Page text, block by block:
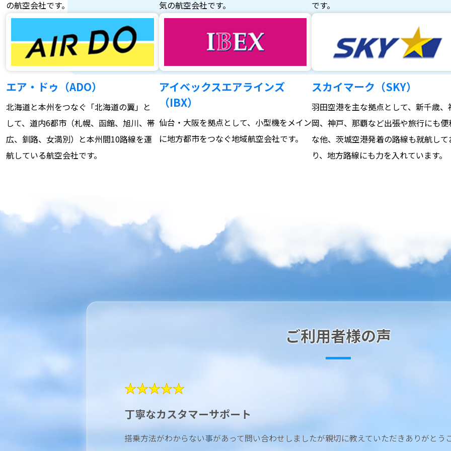
の航空会社です。
気の航空会社です。
です。
エア・ドゥ（ADO）
北海道と本州をつなぐ「北海道の翼」と
して、道内6都市（札幌、函館、旭川、帯
広、釧路、女満別）と本州間10路線を運
航している航空会社です。
アイベックスエアラインズ
（IBX）
仙台・大阪を拠点として、小型機をメイン
に地方都市をつなぐ地域航空会社です。
スカイマーク（SKY）
羽田空港を主な拠点として、新千歳、
岡、神戸、那覇など出張や旅行にも便
な他、茨城空港発着の路線も就航して
り、地方路線にも力を入れています。
ご利用者様の声
★★★★★
丁寧なカスタマーサポート
搭乗方法がわからない事があって問い合わせしましたが親切に教えていただきありがとう